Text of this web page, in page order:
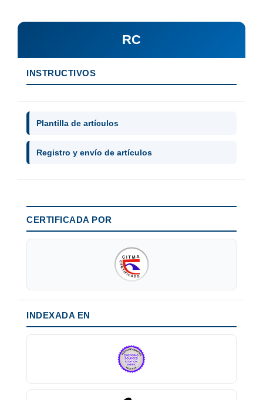
RC
INSTRUCTIVOS
Plantilla de artículos
Registro y envío de artículos
CERTIFICADA POR
INDEXADA EN